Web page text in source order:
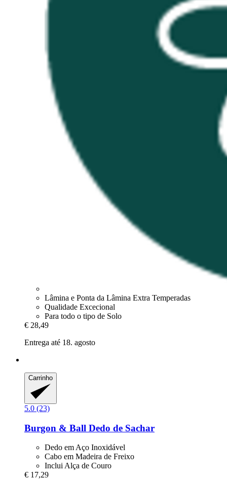
Lâmina e Ponta da Lâmina Extra Temperadas
Qualidade Excecional
Para todo o tipo de Solo
€ 28,49
Entrega até 18. agosto
Carrinho
5.0 (23)
Burgon & Ball Dedo de Sachar
Dedo em Aço Inoxidável
Cabo em Madeira de Freixo
Inclui Alça de Couro
€ 17,29